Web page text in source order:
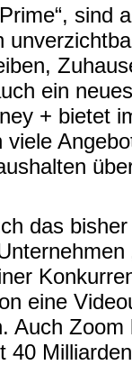
sind
ein
+ bietet
das
eine
Auch
40